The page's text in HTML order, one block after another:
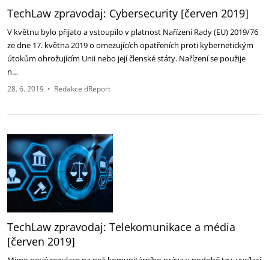
TechLaw zpravodaj: Cybersecurity [červen 2019]
V květnu bylo přijato a vstoupilo v platnost Nařízení Rady (EU) 2019/76
ze dne 17. května 2019 o omezujících opatřeních proti kybernetickým
útokům ohrožujícím Unii nebo její členské státy. Nařízení se použije
n…
28. 6. 2019 • Redakce dReport
TechLaw zpravodaj: Telekomunikace a média
[červen 2019]